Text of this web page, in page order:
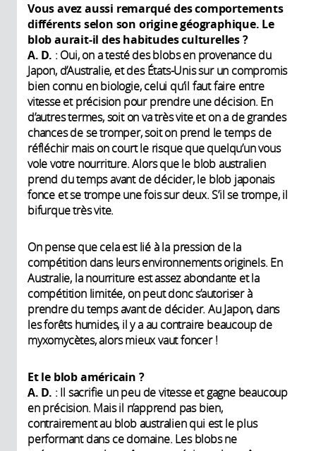
Vous avez aussi remarqué des comportements
différents selon son origine géographique. Le
blob aurait-il des habitudes culturelles ?
A. D. : Oui, on a testé des blobs en provenance du
Japon, d’Australie, et des États-Unis sur un compromis
bien connu en biologie, celui qu’il faut faire entre
vitesse et précision pour prendre une décision. En
d’autres termes, soit on va très vite et on a de grandes
chances de se tromper, soit on prend le temps de
réfléchir mais on court le risque que quelqu’un vous
vole votre nourriture. Alors que le blob australien
prend du temps avant de décider, le blob japonais
fonce et se trompe une fois sur deux. S’il se trompe, il
bifurque très vite.
On pense que cela est lié à la pression de la
compétition dans leurs environnements originels. En
Australie, la nourriture est assez abondante et la
compétition limitée, on peut donc s’autoriser à
prendre du temps avant de décider. Au Japon, dans
les forêts humides, il y a au contraire beaucoup de
myxomycètes, alors mieux vaut foncer !
Et le blob américain ?
A. D. : Il sacrifie un peu de vitesse et gagne beaucoup
en précision. Mais il n’apprend pas bien,
contrairement au blob australien qui est le plus
performant dans ce domaine. Les blobs ne